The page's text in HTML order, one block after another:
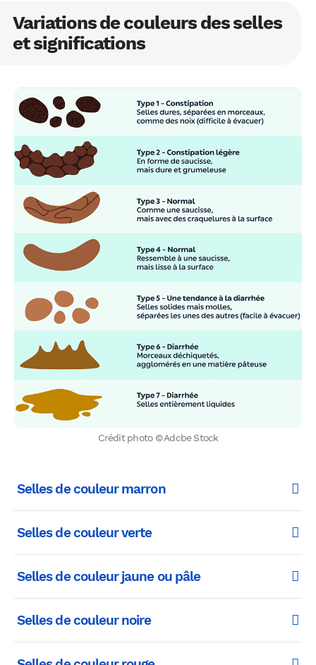
Variations de couleurs des selles
et significations
Crédit photo © Adobe Stock
Selles de couleur marron
Selles de couleur verte
Selles de couleur jaune ou pâle
Selles de couleur noire
WhatsApp Telegram